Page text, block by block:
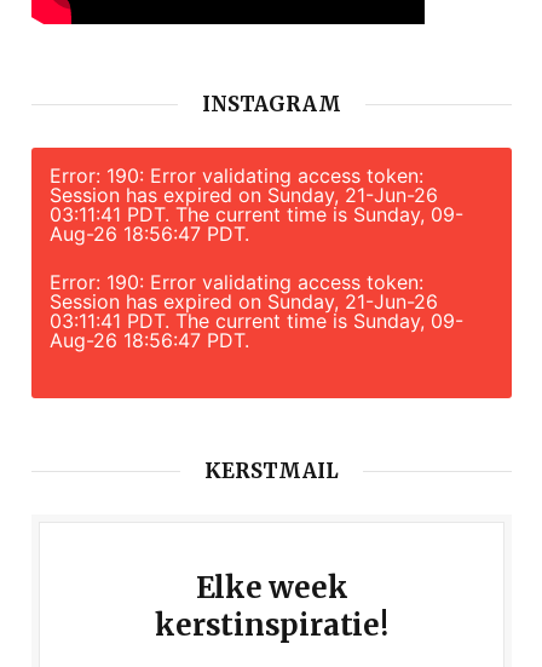
INSTAGRAM
Error: 190: Error validating access token:
Session has expired on Sunday, 21-Jun-26
03:11:41 PDT. The current time is Sunday, 09-
Aug-26 18:56:47 PDT.
Error: 190: Error validating access token:
Session has expired on Sunday, 21-Jun-26
03:11:41 PDT. The current time is Sunday, 09-
Aug-26 18:56:47 PDT.
KERSTMAIL
Elke week
kerstinspiratie!